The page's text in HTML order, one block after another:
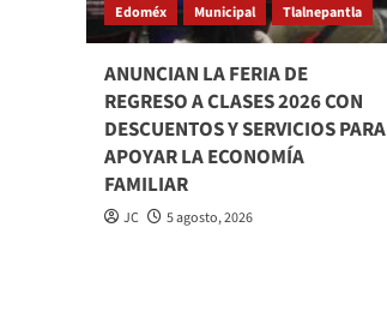
Edoméx Municipal Tlalnepantla
ANUNCIAN LA FERIA DE
REGRESO A CLASES 2026 CON
DESCUENTOS Y SERVICIOS PARA
APOYAR LA ECONOMÍA
FAMILIAR
JC 5 agosto, 2026